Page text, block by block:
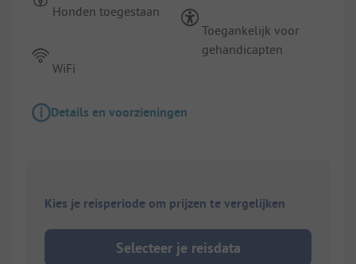
Honden toegestaan
WiFi
Toegankelijk voor
gehandicapten
Details en voorzieningen
Kies je reisperiode om prijzen te vergelijken
Selecteer je reisdata